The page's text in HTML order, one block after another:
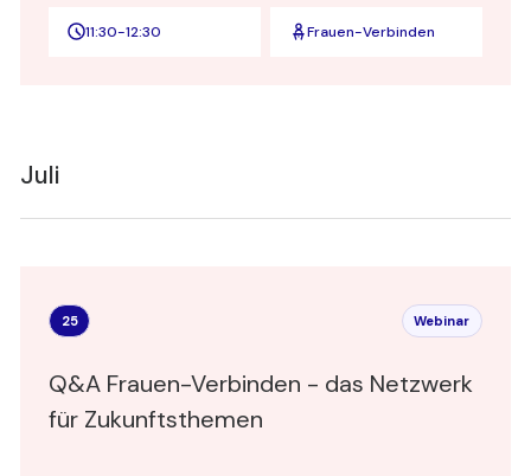
11:30-12:30 Frauen-Verbinden
Juli
25 Webinar
Q&A Frauen-Verbinden - das Netzwerk
für Zukunftsthemen